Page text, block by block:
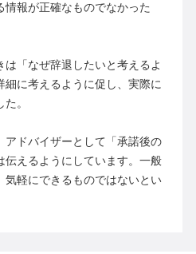
報が正確なものでなかった
「なぜ辞退したいと考えるよ
に考えるように促し、実際に
。
アドバイザーとして「承諾後の
えるようにしています。一般
気軽にできるものではないとい